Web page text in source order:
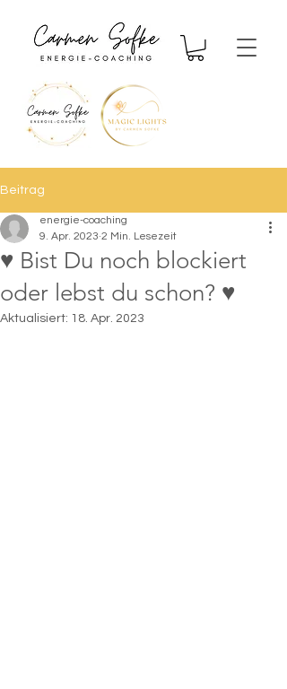
Beitrag
♥ Bist Du noch blockiert
oder lebst du schon? ♥
energie-coaching
9. Apr. 2023 2 Min. Lesezeit
Aktualisiert: 18. Apr. 2023